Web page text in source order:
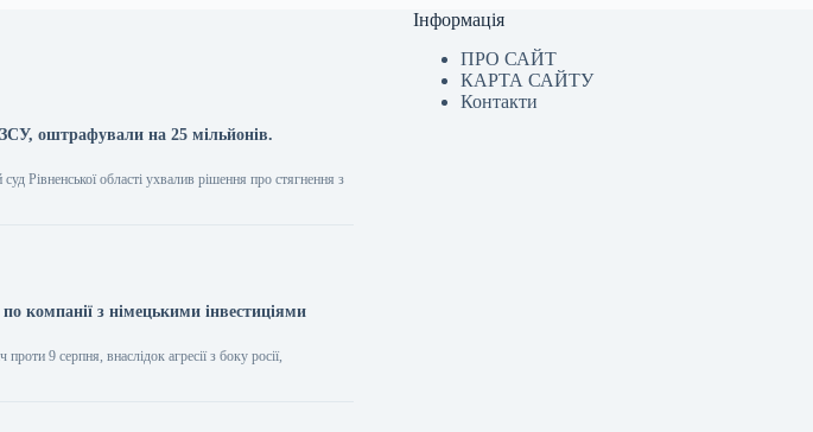
оштрафували на 25 мільйонів.
Рівненської області ухвалив рішення про стягнення з
компанії з німецькими інвестиціями
9 серпня, внаслідок агресії з боку росії,
Інформація
ПРО САЙТ
КАРТА САЙТУ
Контакти